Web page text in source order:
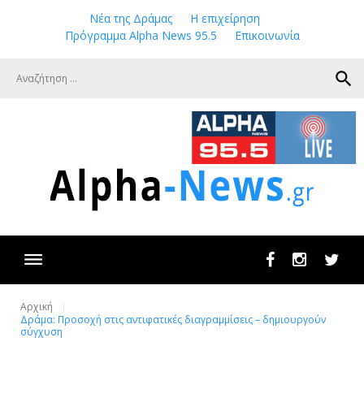
Νέα της Δράμας
Η επιχείρηση
Πρόγραμμα Alpha News 95.5
Επικοινωνία
search
FacebookInstagram
Αρχική
Δράμα: Προσοχή στις αντιφατικές διαγραμμίσεις – δημιουργούν
σύγχυση